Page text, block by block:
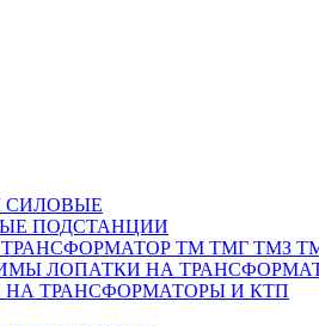
СИЛОВЫЕ
ПОДСТАНЦИИ
ТМ ТМГ ТМЗ
ЛОПАТКИ НА
ТРАНСФОРМАТОРЫ И КТП